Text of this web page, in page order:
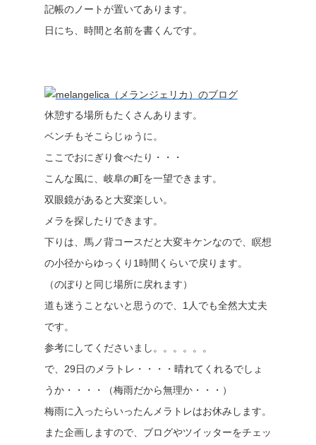
記帳のノートが置いてあります。
日にち、時間と名前を書くんです。
休憩する場所もたくさんあります。
ベンチもそこらじゅうに。
ここでおにぎり食べたり・・・
こんな風に、岐阜の町を一望できます。
双眼鏡があると大変楽しい。
メラを探したりできます。
下りは、馬ノ背コースだと大変キケンなので、瞑想
の小径からゆっくり1時間くらいで戻ります。
（のぼりと同じ場所に戻れます）
道も迷うことないと思うので、1人でも全然大丈夫
です。
参考にしてくださいまし。。。。。。
で、29日のメラトレ・・・・晴れてくれるでしょ
うか・・・・（梅雨だから無理か・・・）
梅雨に入ったらいったんメラトレはお休みします。
また企画しますので、ブログやツイッターをチェッ